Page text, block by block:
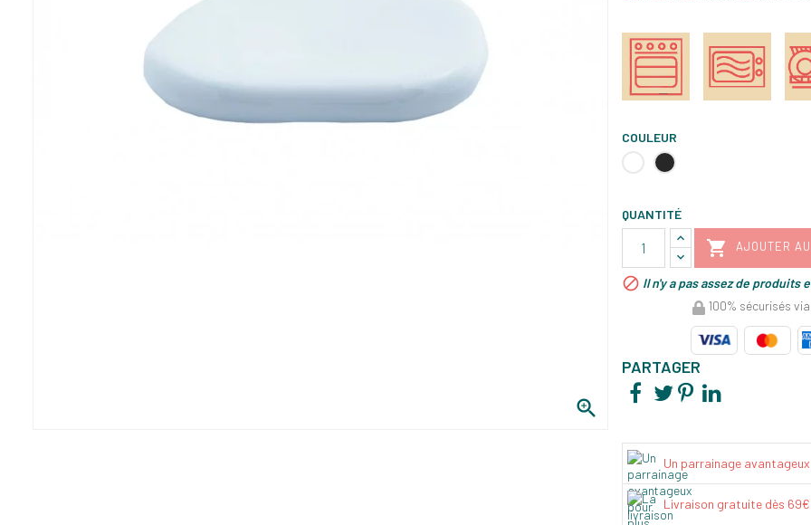

COULEUR
BlancNoir
QUANTITÉ
 AJOUTER
 Il n'y a pas assez de produits
100% sécurisés
PARTAGER
Un parrainage avantageux
Livraison gratuite dès